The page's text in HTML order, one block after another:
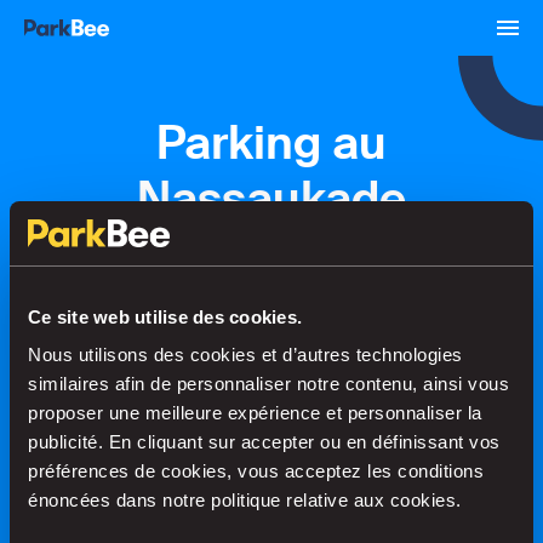
Ce site web utilise des cookies.
Nous utilisons des cookies et d’autres technologies
similaires afin de personnaliser notre contenu, ainsi vous
proposer une meilleure expérience et personnaliser la
publicité. En cliquant sur accepter ou en définissant vos
préférences de cookies, vous acceptez les conditions
énoncées dans notre politique relative aux cookies.
Parking au
Nassaukade
Trouvez votre place en un rien de
temps